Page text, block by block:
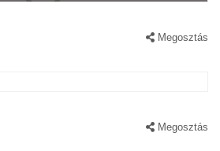
Megosztás
Megosztás